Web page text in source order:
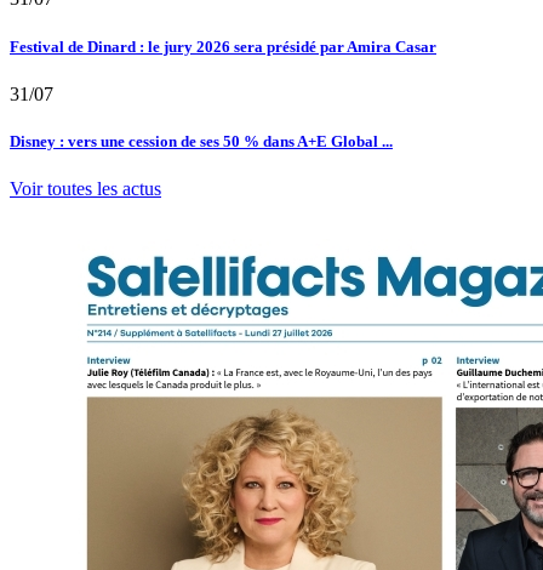
Festival de Dinard : le jury 2026 sera présidé par Amira Casar
31/07
Disney : vers une cession de ses 50 % dans A+E Global ...
Voir toutes les actus